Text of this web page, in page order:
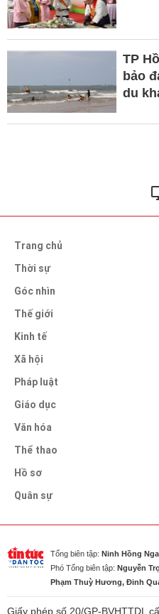
TP
bảo
du
Trang chủ
Thời sự
Góc nhìn
Thế giới
Kinh tế
Xã hội
Pháp luật
Giáo dục
Văn hóa
Thể thao
Hồ sơ
Quân sự
Tổng biên tập: Ninh Hồng Nga
Phó Tổng biên tập: Nguyễn
Phạm Thuỳ Hương, Đinh
Giấy phép số 20/GP-BVHTTDL